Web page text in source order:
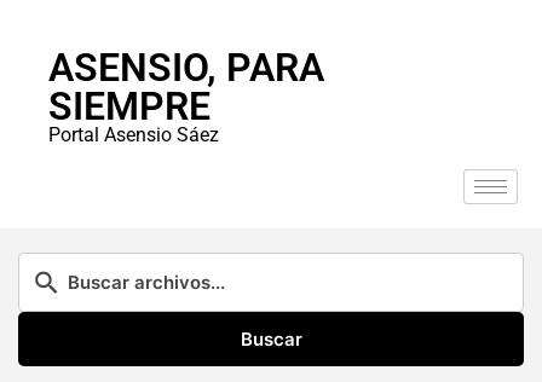
ASENSIO, PARA
SIEMPRE
Portal Asensio Sáez
Buscar